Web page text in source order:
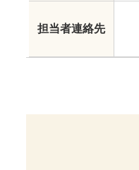
担当者連絡先